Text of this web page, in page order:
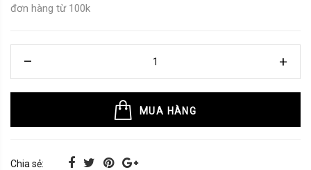
đơn hàng từ 100k
MUA HÀNG
Chia sẻ: